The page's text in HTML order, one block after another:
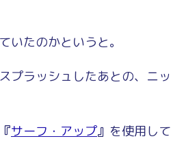
いたのかというと。
プラッシュしたあとの、ニッ
『サーフ・アップ』 を使用して